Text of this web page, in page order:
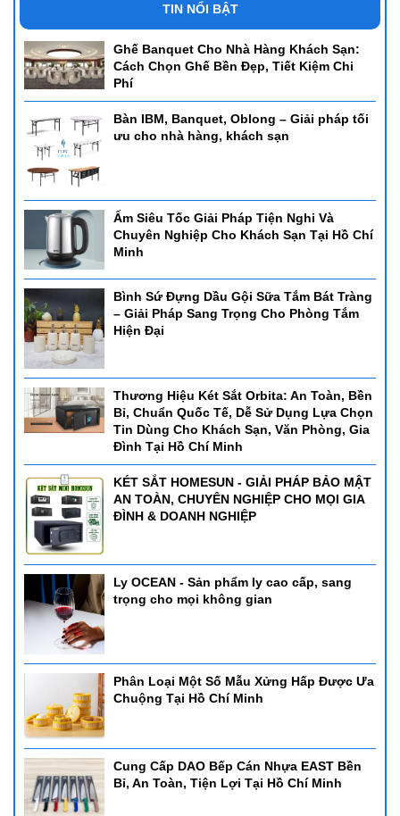
TIN NỔI BẬT
Ghế Banquet Cho Nhà Hàng Khách Sạn:
Cách Chọn Ghế Bền Đẹp, Tiết Kiệm Chi
Phí
Bàn IBM, Banquet, Oblong – Giải pháp tối
ưu cho nhà hàng, khách sạn
Ấm Siêu Tốc Giải Pháp Tiện Nghi Và
Chuyên Nghiệp Cho Khách Sạn Tại Hồ Chí
Minh
Bình Sứ Đựng Dầu Gội Sữa Tắm Bát Tràng
– Giải Pháp Sang Trọng Cho Phòng Tắm
Hiện Đại
Thương Hiệu Két Sắt Orbita: An Toàn, Bền
Bỉ, Chuẩn Quốc Tế, Dễ Sử Dụng Lựa Chọn
Tin Dùng Cho Khách Sạn, Văn Phòng, Gia
Đình Tại Hồ Chí Minh
KÉT SẮT HOMESUN - GIẢI PHÁP BẢO MẬT
AN TOÀN, CHUYÊN NGHIỆP CHO MỌI GIA
ĐÌNH & DOANH NGHIỆP
Ly OCEAN - Sản phẩm ly cao cấp, sang
trọng cho mọi không gian
Phân Loại Một Số Mẫu Xửng Hấp Được Ưa
Chuộng Tại Hồ Chí Minh
Cung Cấp DAO Bếp Cán Nhựa EAST Bền
Bỉ, An Toàn, Tiện Lợi Tại Hồ Chí Minh